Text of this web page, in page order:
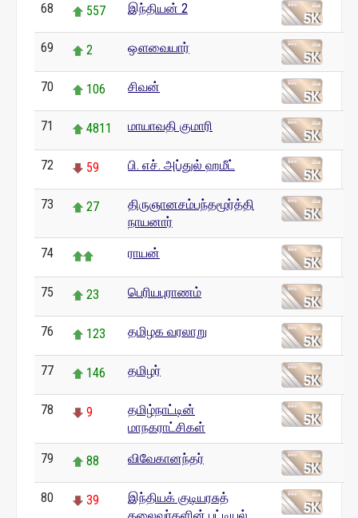
68 557 இந்தியன் 2
69 2 ஔவையார்
70 106 சிவன்
71 4811 மாயாவதி குமாரி
72 59 பி. எச். அப்துல் ஹமீட்
73 27
திருஞானசம்பந்தமூர்த்தி
நாயனார்
74 ராயன்
75 23 பெரியபுராணம்
76 123 தமிழக வரலாறு
77 146 தமிழர்
78 9
தமிழ்நாட்டின்
மாநகராட்சிகள்
79 88 விவேகானந்தர்
80 39
இந்தியக் குடியரசுத்